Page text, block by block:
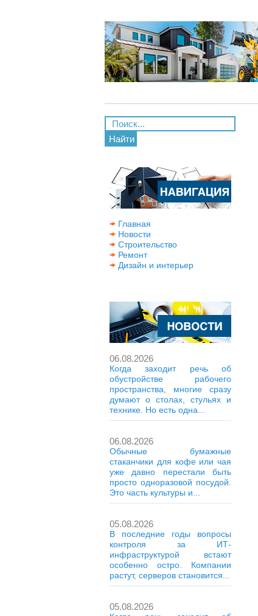
Найти
Главная
Новости
Строительство
Ремонт
Дизайн и интерьер
06.08.2026
Когда заходит речь об
обустройстве рабочего
пространства, многие сразу
думают о столах, стульях и
технике. Но есть одна...
06.08.2026
Обычные бумажные
стаканчики для кофе или чая
уже давно перестали быть
просто одноразовой посудой.
Это часть культуры и...
05.08.2026
В последние годы вопросы
контроля за ИТ-
инфраструктурой встают
особенно остро. Компании
растут, серверов становится...
05.08.2026